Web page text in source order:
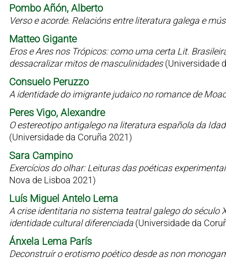
Pombo Añón, Alberto
Verso e acorde. Relacións entre literatura galega e
Matteo Gigante
Eros e Ares nos Trópicos: como uma certa Lit.
dessacralizar mitos de masculinidades(Universidade
Consuelo Peruzzo
A identidade do imigrante judaico no romance de
Peres Vigo, Alexandre
O estereotipo antigalego na literatura española da
(Universidade da Coruña 2021)
Sara Campino
Exercícios do olhar: Leituras das poéticas
Nova de Lisboa 2021)
Luís Miguel Antelo Lema
A crise identitaria no sistema teatral galego do século
identidade cultural diferenciada (Universidade da
Ánxela Lema París
Deconstruír o erotismo poético desde as non